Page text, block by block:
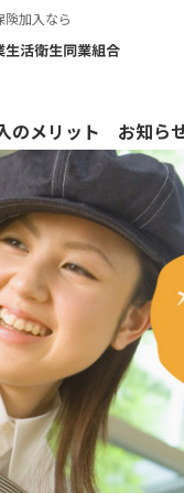
加入なら
のメリット お知ら